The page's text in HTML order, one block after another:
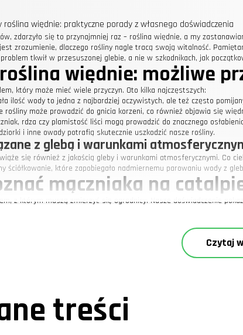
roślina więdnie: praktyczne porady z własnego doświadczenia
zdarzyło się to przynajmniej raz – roślina więdnie, a my
zrozumienie, dlaczego rośliny nagle tracą swoją witalność.
tkwił w przesuszonej glebie, a nie w szkodnikach, jak
więdnie: możliwe
który może mieć wiele przyczyn. Oto kilka najczęstszych:
ilość wody to jedna z najbardziej oczywistych, ale też często
rośliny może prowadzić do gnicia korzeni, co również objawia się
rdza czy plamistość liści mogą prowadzić do znacznego
i inne owady potrafią skutecznie uszkodzić nasze rośliny.
z glebą i warunkami
się również z jakością gleby i warunkami atmosferycznymi. Co
ściółkowanie, które zapobiegało nadmiernemu parowaniu wody z
mączniaka na
z którym muszą zmierzyć się ogrodnicy. Nasze doświadczenie
części rośliny pomaga zahamować rozwój choroby.
Użycie naturalnych preparatów ochronnych, takich jak wyciąg z
więdnącymi roślinami w przyszłości? Z naszych doświadczeń wynika,
podlaniem – czy jest sucha na głębokość około 2-3 cm? Jeśli tak,
– założenie warstwy drenażowej pod rośliną pomaga uniknąć
Czytaj
treści